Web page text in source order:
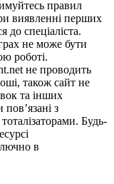
правил
виявленні перших
до спеціаліста.
не може бути
роботі.
не проводить
також сайт не
та інших
з
Будь-
в